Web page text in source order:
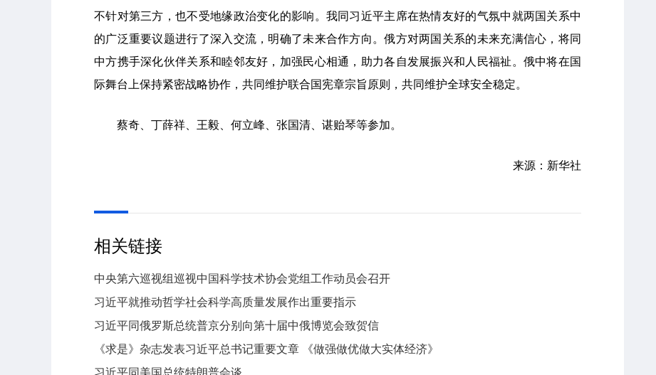
不针对第三方，也不受地缘政治变化的影响。我同习近平主席在热情友好的气氛中就两国关系中
的广泛重要议题进行了深入交流，明确了未来合作方向。俄方对两国关系的未来充满信心，将同
中方携手深化伙伴关系和睦邻友好，加强民心相通，助力各自发展振兴和人民福祉。俄中将在国
际舞台上保持紧密战略协作，共同维护联合国宪章宗旨原则，共同维护全球安全稳定。
蔡奇、丁薛祥、王毅、何立峰、张国清、谌贻琴等参加。
来源：新华社
相关链接
中央第六巡视组巡视中国科学技术协会党组工作动员会召开
习近平就推动哲学社会科学高质量发展作出重要指示
习近平同俄罗斯总统普京分别向第十届中俄博览会致贺信
《求是》杂志发表习近平总书记重要文章 《做强做优做大实体经济》
习近平同美国总统特朗普会谈